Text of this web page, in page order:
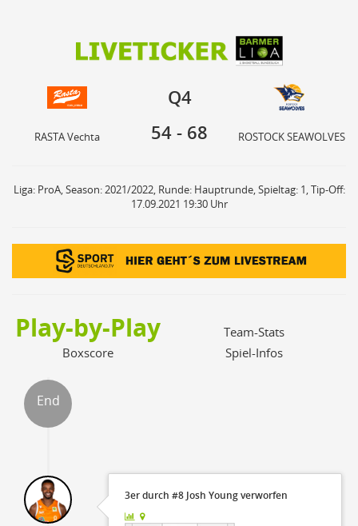
RASTA Vechta ROSTOCK SEAWOLVES
Q4
54 - 68
RASTA Vechta ROSTOCK SEAWOLVES
Liga: ProA, Season: 2021/2022, Runde: Hauptrunde, Spieltag: 1, Tip-Off:
17.09.2021 19:30 Uhr
Play-by-Play
Team-Stats
Boxscore
Spiel-Infos
End
3er durch #8 Josh Young verworfen